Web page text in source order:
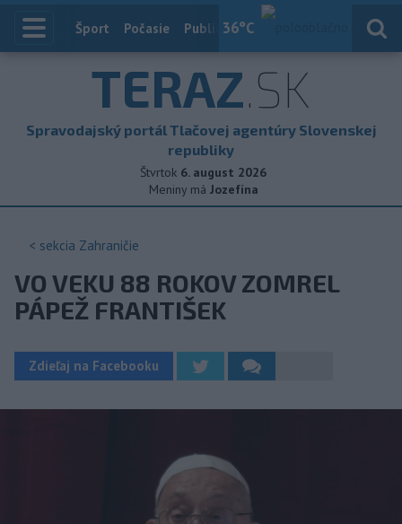
36°C
Index
Šport Počasie Publicistika
TERAZ.SK
Spravodajský portál Tlačovej agentúry Slovenskej
republiky
Štvrtok 6. august 2026
Meniny má Jozefína
< sekcia Zahraničie
VO VEKU 88 ROKOV ZOMREL
PÁPEŽ FRANTIŠEK
Zdieľaj na Facebooku